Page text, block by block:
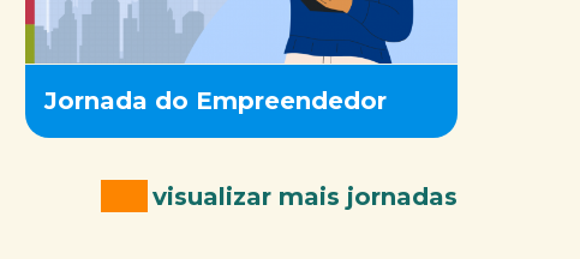
Jornada do Empreendedor
visualizar mais jornadas